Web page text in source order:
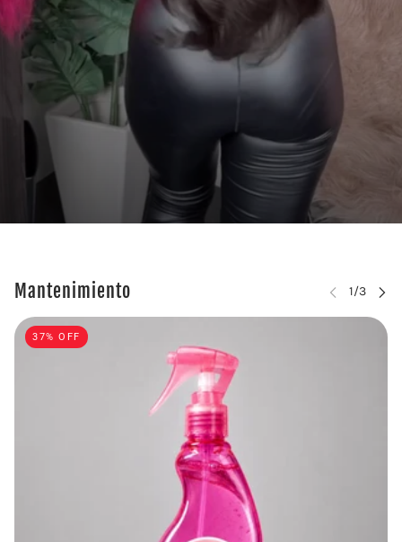
Mantenimiento
CARRUSEL
37% OFF